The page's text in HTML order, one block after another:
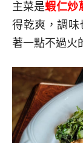
主菜是蝦仁炒
得乾爽，調味
著一點不過火